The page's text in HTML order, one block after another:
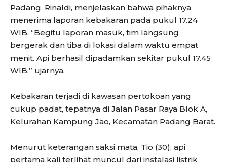
Padang, Rinaldi, menjelaskan bahwa pihaknya
menerima laporan kebakaran pada pukul 17.24
WIB. “Begitu laporan masuk, tim langsung
bergerak dan tiba di lokasi dalam waktu empat
menit. Api berhasil dipadamkan sekitar pukul 17.45
WIB,” ujarnya.
Kebakaran terjadi di kawasan pertokoan yang
cukup padat, tepatnya di Jalan Pasar Raya Blok A,
Kelurahan Kampung Jao, Kecamatan Padang Barat.
Menurut keterangan saksi mata, Tio (30), api
pertama kali terlihat muncul dari instalasi listrik